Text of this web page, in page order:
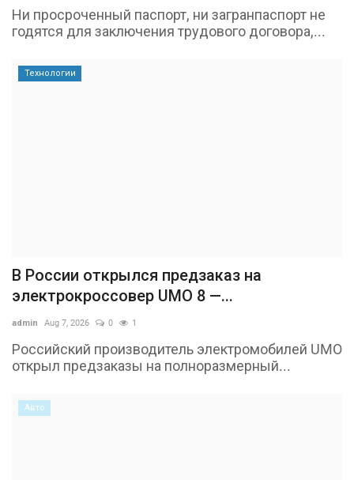
Ни просроченный паспорт, ни загранпаспорт не
годятся для заключения трудового договора,...
Технологии
В России открылся предзаказ на
электрокроссовер UMO 8 —...
admin Aug 7, 2026 0 1
Российский производитель электромобилей UMO
открыл предзаказы на полноразмерный...
Авто